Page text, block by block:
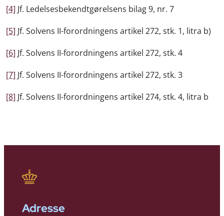
[4] Jf. Ledelsesbekendtgørelsens bilag 9, nr. 7
[5] Jf. Solvens II-forordningens artikel 272, stk. 1, litra b)
[6] Jf. Solvens II-forordningens artikel 272, stk. 4
[7] Jf. Solvens II-forordningens artikel 272, stk. 3
[8] Jf. Solvens II-forordningens artikel 274, stk. 4, litra b
Adresse